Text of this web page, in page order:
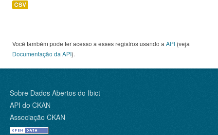
CSV
Você também pode ter acesso a esses registros usando a API (veja
Documentação da API).
Sobre Dados Abertos do Ibict
API do CKAN
Associação CKAN